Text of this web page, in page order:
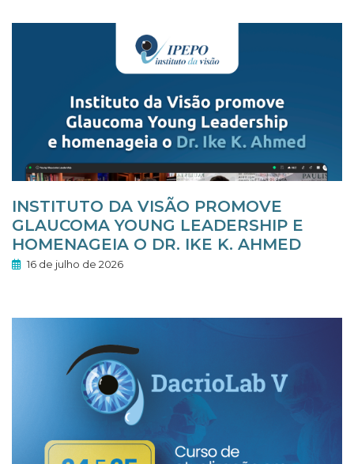
INSTITUTO DA VISÃO PROMOVE
GLAUCOMA YOUNG LEADERSHIP E
HOMENAGEIA O DR. IKE K. AHMED
16 de julho de 2026